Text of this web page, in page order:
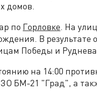
домов.
по Горловке. На
В
Победы и
на 14:00
БМ-21 "Град", а